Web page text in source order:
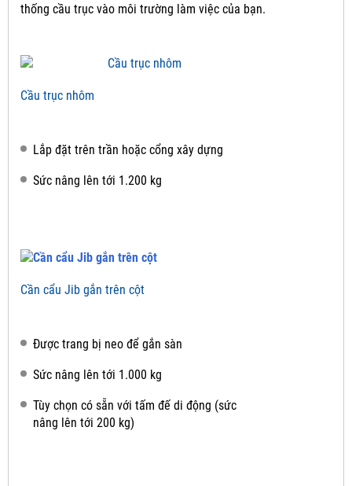
thống cầu trục vào môi trường làm việc của bạn.
Cầu trục nhôm
Lắp đặt trên trần hoặc cổng xây dựng
Sức nâng lên tới 1.200 kg
Cần cẩu Jib gắn trên cột
Được trang bị neo để gắn sàn
Sức nâng lên tới 1.000 kg
Tùy chọn có sẵn với tấm đế di động (sức
nâng lên tới 200 kg)